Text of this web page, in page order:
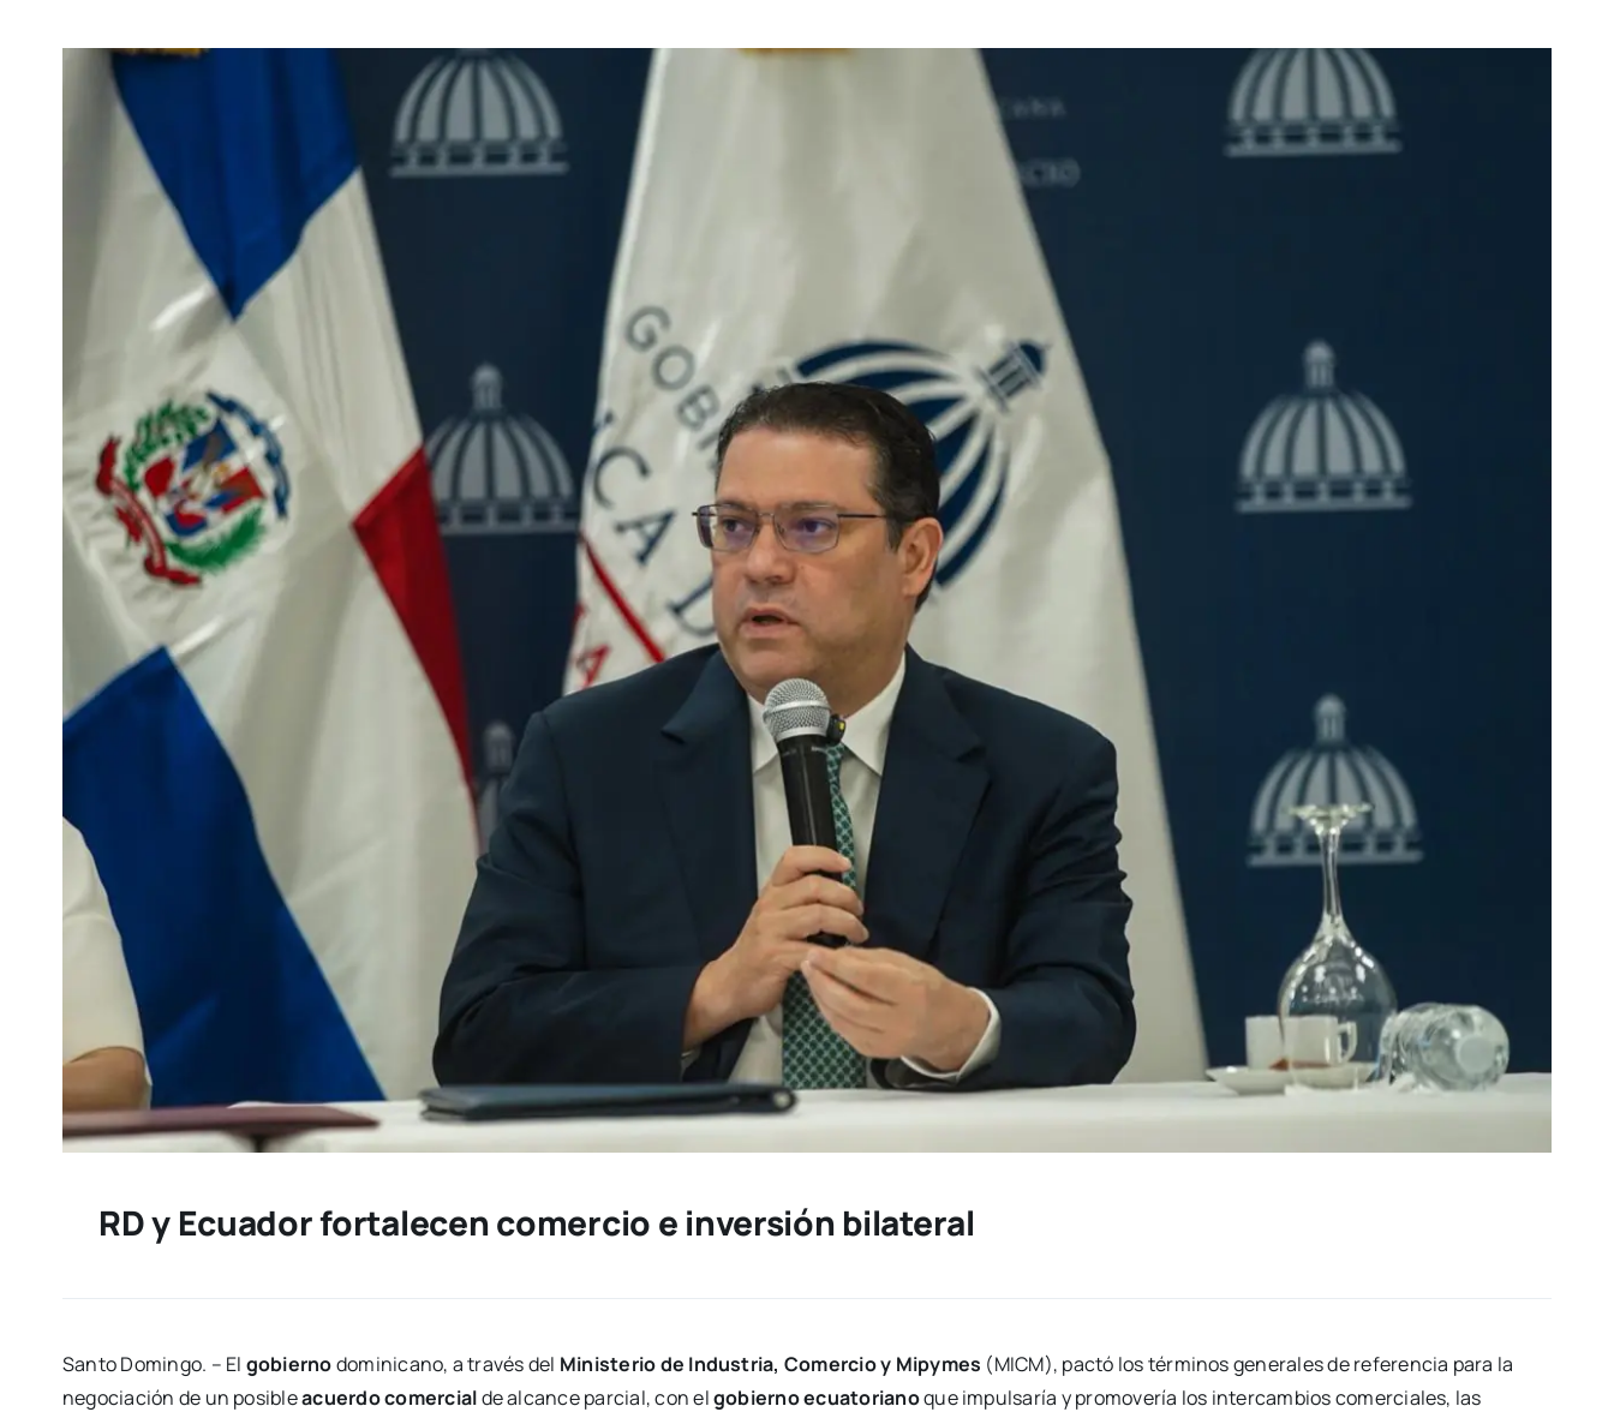
RD y Ecuador fortalecen comercio e inversión bilateral
Santo Domingo. – El gobiernodominicano, a través del Ministerio de Industria, Comercio y Mipymes (MICM), pactó los términos generales de referencia para la
negociación de un posibleacuerdo comercialde alcance parcial, con elgobierno ecuatorianoque impulsaría y promovería los intercambios comerciales, las